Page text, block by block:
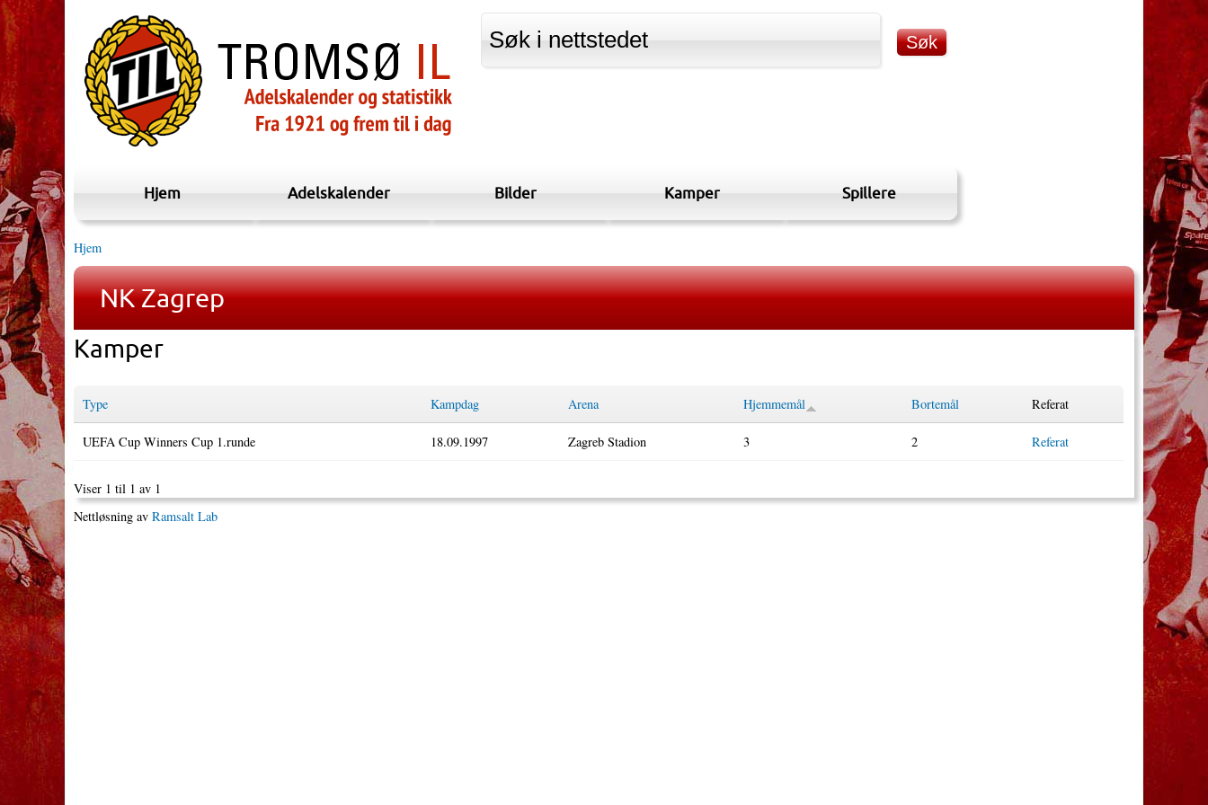
Hjem Adelskalender Bilder Kamper Spillere
Hjem
NK Zagrep
Kamper
Type Kampdag Arena Hjemmemål Bortemål Referat
UEFA Cup Winners Cup 1.runde 18.09.1997 Zagreb Stadion 3 2 Referat
Viser 1 til 1 av 1
Nettløsning av Ramsalt Lab